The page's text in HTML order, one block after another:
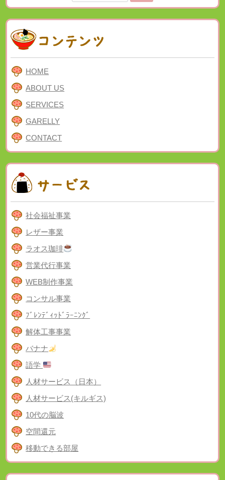
索:
HOME
ABOUT US
SERVICES
GARELLY
CONTACT
社会福祉事業
レザー事業
ラオス珈琲
営業代行事業
WEB制作事業
コンサル事業
ﾌﾞﾚﾝﾃﾞｨｯﾄﾞﾗｰﾆﾝｸﾞ
解体工事事業
バナナ
語学
人材サービス（日本）
人材サービス(キルギス)
10代の脳波
空間還元
移動できる部屋